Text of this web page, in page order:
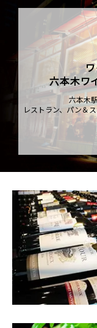
六本木ワ
六本木
レストラン、パン＆